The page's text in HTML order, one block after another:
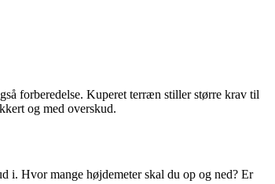
forberedelse. Kuperet terræn stiller større krav til
og med overskud.
i. Hvor mange højdemeter skal du op og ned? Er